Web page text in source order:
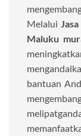
Melalui
Maluku
bantuan